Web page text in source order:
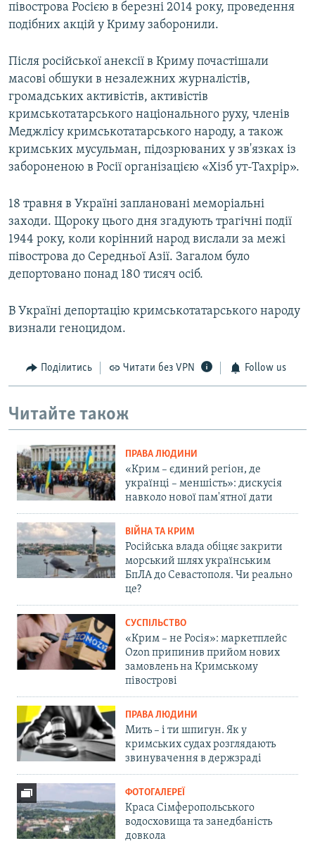
півострова Росією в березні 2014 року, проведення
подібних акцій у Криму заборонили.
Після російської анексії в Криму почастішали
масові обшуки в незалежних журналістів,
громадських активістів, активістів
кримськотатарського національного руху, членів
Меджлісу кримськотатарського народу, а також
кримських мусульман, підозрюваних у зв'язках із
забороненою в Росії організацією «Хізб ут-Тахрір».
18 травня в Україні заплановані меморіальні
заходи. Щороку цього дня згадують трагічні події
1944 року, коли корінний народ вислали за межі
півострова до Середньої Азії. Загалом було
депортовано понад 180 тисяч осіб.
В Україні депортацію кримськотатарського народу
визнали геноцидом.
Поділитись Читати без VPN Follow us
Читайте також
ПРАВА ЛЮДИНИ
«Крим – єдиний регіон, де
українці – меншість»: дискусія
навколо нової пам'ятної дати
ВІЙНА ТА КРИМ
Російська влада обіцяє закрити
морський шлях українським
БпЛА до Севастополя. Чи реально
це?
СУСПІЛЬСТВО
«Крим – не Росія»: маркетплейс
Ozon припинив прийом нових
замовлень на Кримському
півострові
ПРАВА ЛЮДИНИ
Мить – і ти шпигун. Як у
кримських судах розглядають
звинувачення в держзраді
ФОТОГАЛЕРЕЇ
Краса Сімферопольського
водосховища та занедбаність
довкола